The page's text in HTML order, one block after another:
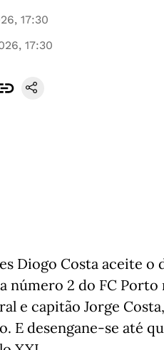
17:30
17:30
Diogo Costa aceite o
número 2 do FC
e capitão Jorge
E desengane-se até